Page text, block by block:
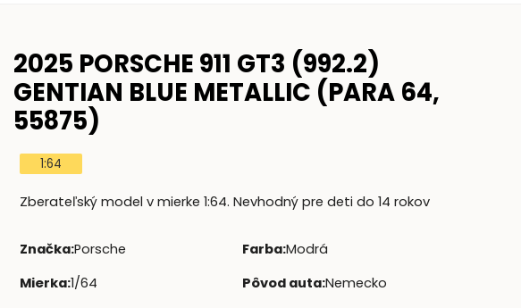
2025 PORSCHE 911 GT3 (992.2)
GENTIAN BLUE METALLIC (PARA 64,
55875)
1:64
Zberateľský model v mierke 1:64. Nevhodný pre deti do 14 rokov
Značka:Porsche Farba:Modrá
Mierka:1/64 Pôvod auta:Nemecko